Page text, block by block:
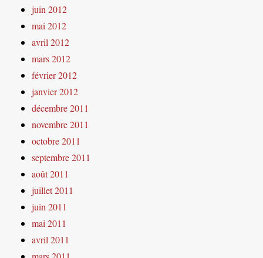
juin 2012
mai 2012
avril 2012
mars 2012
février 2012
janvier 2012
décembre 2011
novembre 2011
octobre 2011
septembre 2011
août 2011
juillet 2011
juin 2011
mai 2011
avril 2011